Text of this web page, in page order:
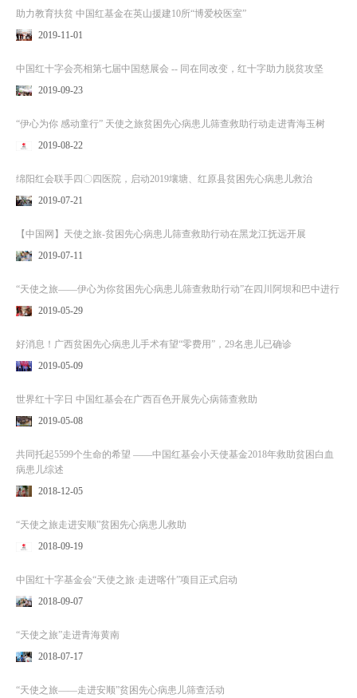
助力教育扶贫 中国红基金在英山援建10所“博爱校医室”
2019-11-01
中国红十字会亮相第七届中国慈展会 -- 同在同改变，红十字助力脱贫攻坚
2019-09-23
“伊心为你 感动童行” 天使之旅贫困先心病患儿筛查救助行动走进青海玉树
2019-08-22
绵阳红会联手四〇四医院，启动2019壤塘、红原县贫困先心病患儿救治
2019-07-21
【中国网】天使之旅-贫困先心病患儿筛查救助行动在黑龙江抚远开展
2019-07-11
“天使之旅——伊心为你贫困先心病患儿筛查救助行动”在四川阿坝和巴中进行
2019-05-29
好消息！广西贫困先心病患儿手术有望“零费用”，29名患儿已确诊
2019-05-09
世界红十字日 中国红基会在广西百色开展先心病筛查救助
2019-05-08
共同托起5599个生命的希望 ——中国红基会小天使基金2018年救助贫困白血
病患儿综述
2018-12-05
“天使之旅走进安顺”贫困先心病患儿救助
2018-09-19
中国红十字基金会“天使之旅·走进喀什”项目正式启动
2018-09-07
“天使之旅”走进青海黄南
2018-07-17
“天使之旅——走进安顺”贫困先心病患儿筛查活动